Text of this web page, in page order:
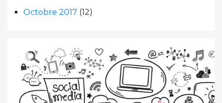
Octobre 2017 (12)